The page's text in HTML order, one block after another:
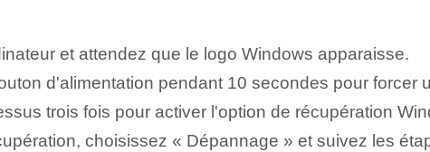
et attendez que le logo Windows apparaisse.
d'alimentation pendant 10 secondes pour forcer
trois fois pour activer l'option de récupération
choisissez « Dépannage » et suivez les